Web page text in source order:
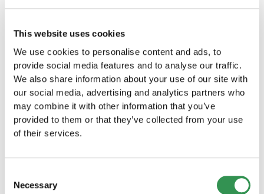
This website uses cookies
We use cookies to personalise content and ads, to
provide social media features and to analyse our traffic.
We also share information about your use of our site with
our social media, advertising and analytics partners who
may combine it with other information that you’ve
provided to them or that they’ve collected from your use
of their services.
Selection
Necessary
Gründen Sie Ihre Einzelfirma im Kanton Solothurn
dieser wundervollen Region.
Einzelfirma gründen
GmbH gründen im Kanton Solothurn
Starten Sie Ihr Unternehmen als GmbH im Kanton
Solothurn und profitieren Sie von den zahlreichen
Vorteilen dieser Rechtsform.
GmbH gründen
Gründen Sie Ihre AG im Kanton Solothurn und